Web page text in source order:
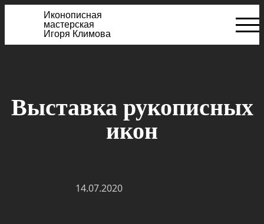
Иконописная
мастерская
Игоря Климова
Выставка рукописных
икон
14.07.2020